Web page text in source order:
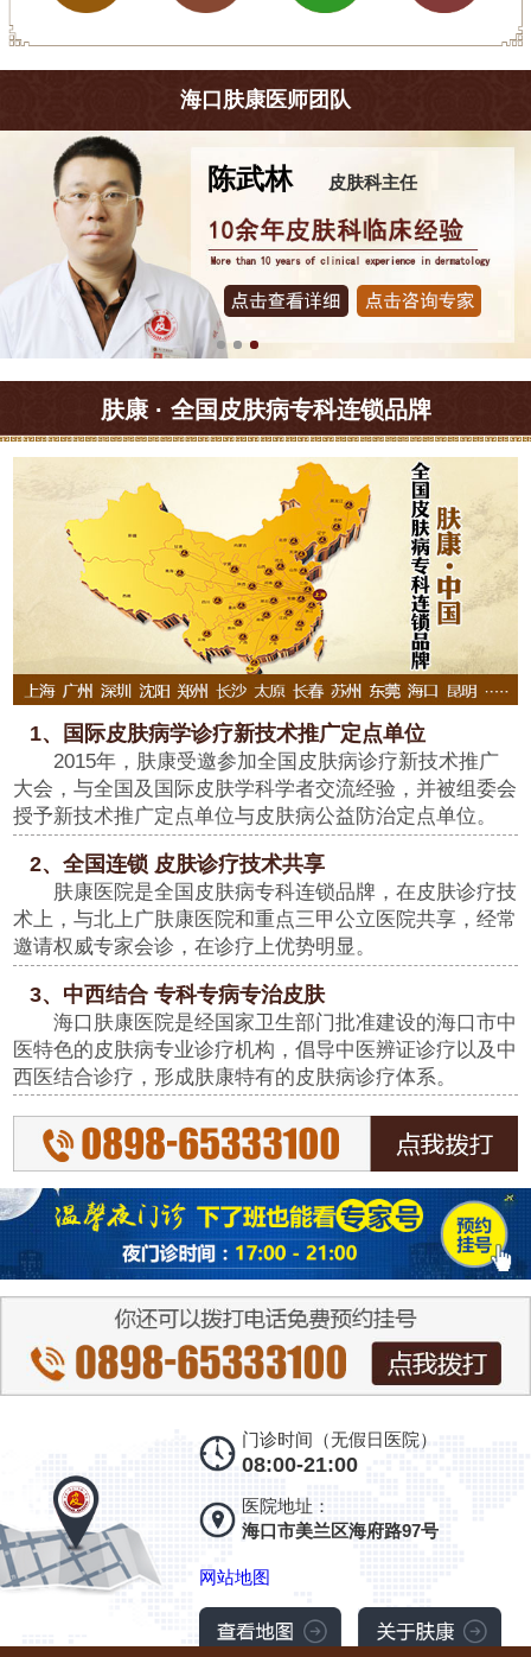
海口肤康医师团队
陈武林 皮肤科主任
肤康 · 全国皮肤病专科连锁品牌
1、国际皮肤病学诊疗新技术推广定点单位
2015年，肤康受邀参加全国皮肤病诊疗新技术推广
大会，与全国及国际皮肤学科学者交流经验，并被组委会
授予新技术推广定点单位与皮肤病公益防治定点单位。
2、全国连锁 皮肤诊疗技术共享
肤康医院是全国皮肤病专科连锁品牌，在皮肤诊疗技
术上，与北上广肤康医院和重点三甲公立医院共享，经常
邀请权威专家会诊，在诊疗上优势明显。
3、中西结合 专科专病专治皮肤
海口肤康医院是经国家卫生部门批准建设的海口市中
医特色的皮肤病专业诊疗机构，倡导中医辨证诊疗以及中
西医结合诊疗，形成肤康特有的皮肤病诊疗体系。
门诊时间（无假日医院）
08:00-21:00
医院地址：
海口市美兰区海府路97号
网站地图